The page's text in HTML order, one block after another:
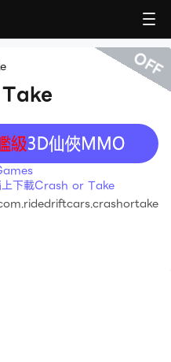
上下載Crash or Take
OFF